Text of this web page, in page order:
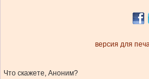
версия для
Что скажете, Аноним?